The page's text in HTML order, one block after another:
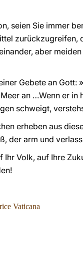
seien Sie immer
zurückzugreifen,
aber
Gebete an
an …Wenn er
schweigt,
erheben aus
der arm und
Ihr Volk, auf Ihre
Vaticana